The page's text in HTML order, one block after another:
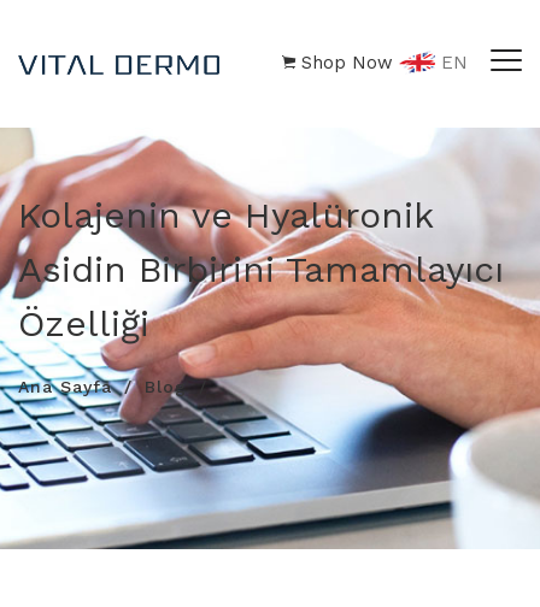
Shop Now EN
Kolajenin ve Hyalüronik
Asidin Birbirini Tamamlayıcı
Özelliği
Ana Sayfa Blog